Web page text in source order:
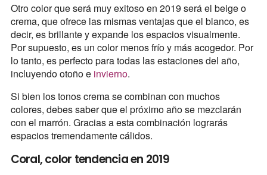
Otro color que será muy exitoso en 2019 será el beige o
crema, que ofrece las mismas ventajas que el blanco, es
decir, es brillante y expande los espacios visualmente.
Por supuesto, es un color menos frío y más acogedor. Por
lo tanto, es perfecto para todas las estaciones del año,
incluyendo otoño e invierno.
Si bien los tonos crema se combinan con muchos
colores, debes saber que el próximo año se mezclarán
con el marrón. Gracias a esta combinación lograrás
espacios tremendamente cálidos.
Coral, color tendencia en 2019